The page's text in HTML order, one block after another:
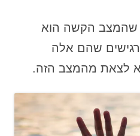
שהמצב הקשה הוא
שהם אלה
לצאת מהמצב הזה.